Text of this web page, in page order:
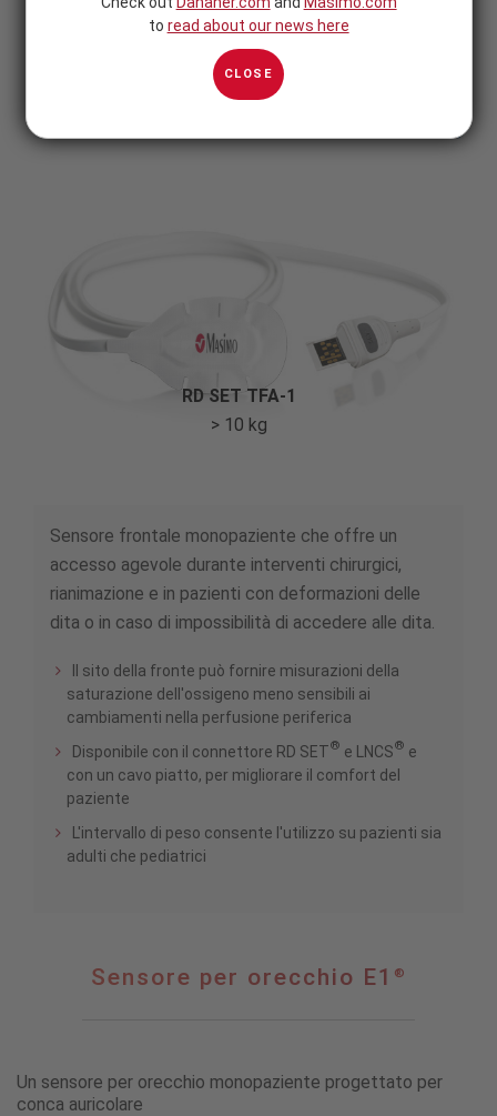
RD SET TFA-1
> 10 kg
Sensore frontale monopaziente che offre un
accesso agevole durante interventi chirurgici,
rianimazione e in pazienti con deformazioni delle
dita o in caso di impossibilità di accedere alle dita.
Il sito della fronte può fornire misurazioni della
saturazione dell'ossigeno meno sensibili ai
cambiamenti nella perfusione periferica
Disponibile con il connettore RD SET® e LNCS® e
con un cavo piatto, per migliorare il comfort del
paziente
L'intervallo di peso consente l'utilizzo su pazienti sia
adulti che pediatrici
Sensore per orecchio E1 ®
Un sensore per orecchio monopaziente progettato per
conca auricolare
to read about our news here
CLOSE